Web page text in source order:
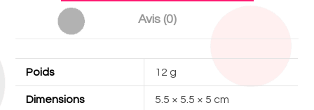
Avis (0)
Poids 12 g
Dimensions 5.5 × 5.5 × 5 cm